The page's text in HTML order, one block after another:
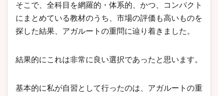
そこで、全科目を網羅的・体系的、かつ、コンパクト
にまとめている教材のうち、市場の評価も高いものを
探した結果、アガルートの重問に辿り着きました。
結果的にこれは非常に良い選択であったと思います。
基本的に私が自習として行ったのは、アガルートの重